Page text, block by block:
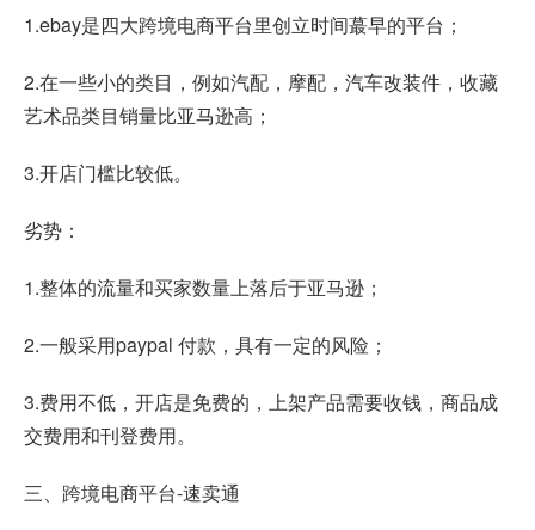
1.ebay是四大跨境电商平台里创立时间蕞早的平台；
2.在一些小的类目，例如汽配，摩配，汽车改装件，收藏
艺术品类目销量比亚马逊高；
3.开店门槛比较低。
劣势：
1.整体的流量和买家数量上落后于亚马逊；
2.一般采用paypal 付款，具有一定的风险；
3.费用不低，开店是免费的，上架产品需要收钱，商品成
交费用和刊登费用。
三、跨境电商平台-速卖通